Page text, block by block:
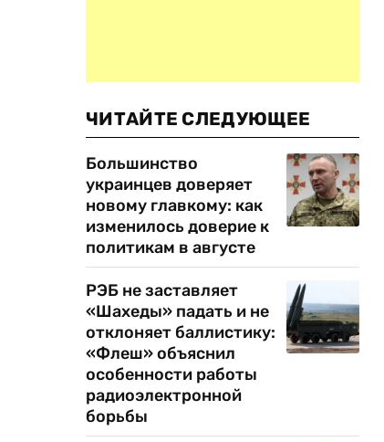
ЧИТАЙТЕ СЛЕДУЮЩЕЕ
Большинство
украинцев доверяет
новому главкому: как
изменилось доверие к
политикам в августе
РЭБ не заставляет
«Шахеды» падать и не
отклоняет баллистику:
«Флеш» объяснил
особенности работы
радиоэлектронной
борьбы